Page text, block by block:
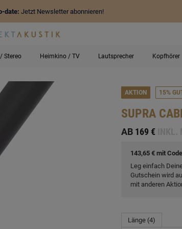
date: Jetzt Newsletter abonnieren!
Stereo Heimkino / TV Lautsprecher Kopfhörer
AKTION 15%
SUPRA
AB 169 €
143,65 € mit
Leg einfach
Gutschein wird
mit anderen
Länge (4)